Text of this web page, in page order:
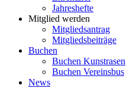
Jahreshefte
Mitglied werden
Mitgliedsantrag
Mitgliedsbeiträge
Buchen
Buchen Kunstrasen
Buchen Vereinsbus
News